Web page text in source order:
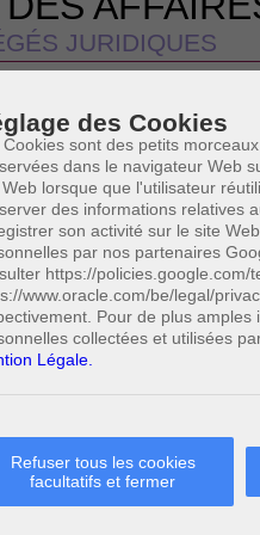
des Cookies
Cookies sont des petits
dans le navigateur Web
lorsque que l'utilisateur
des informations relatives
son activité sur le site
par nos partenaires
https://policies.google.com/
www.oracle.com/be/legal/
Pour de plus
collectées et utilisées
Légale.
Refuser tous les cookies
facultatifs et fermer
JURIDIQUES
DISTRIBUABLES
DE VOUS
libérées
social d'une SPRL
relative au droit comptable